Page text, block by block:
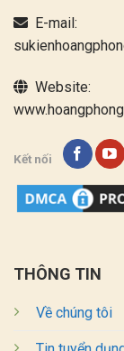
E-mail:
Website:
Kết nối
THÔNG TIN
Về chúng tôi